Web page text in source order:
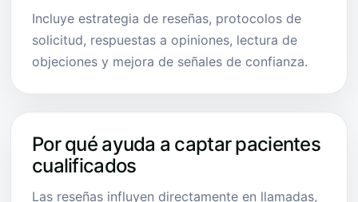
Incluye estrategia de reseñas, protocolos de
solicitud, respuestas a opiniones, lectura de
objeciones y mejora de señales de confianza.
Por qué ayuda a captar pacientes
cualificados
Las reseñas influyen directamente en llamadas,